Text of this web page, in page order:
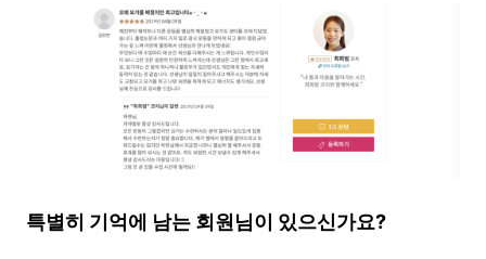
특별히 기억에 남는 회원님이 있으신가요?